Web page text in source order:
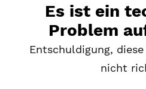
Es ist ein
Problem
Entschuldigung,
nicht